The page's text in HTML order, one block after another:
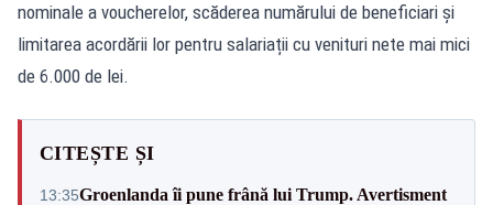
nominale a voucherelor, scăderea numărului de beneficiari și
limitarea acordării lor pentru salariații cu venituri nete mai mici
de 6.000 de lei.
CITEȘTE ȘI
13:35Groenlanda îi pune frână lui Trump. Avertisment